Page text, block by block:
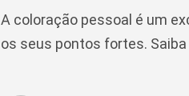
A coloração pessoal é um
os seus pontos fortes.